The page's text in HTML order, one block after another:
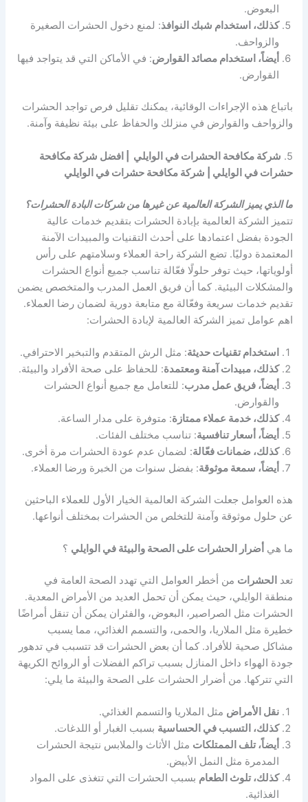
البعوض.
كذلك، استخدام شبك النوافذ: لمنع دخول الحشرات الصغيرة
والزواحف.
أيضاً، استخدام مصائد القوارض: في الأماكن التي قد يتواجد فيها
القوارض.
باتباع هذه الإجراءات الوقائية، يمكنك تقليل فرص تواجد الحشرات
والزواحف والقوارض في منزلك والحفاظ على بيئة نظيفة وآمنة.
5. شركة مكافحة الحشرات في الوايلي | افضل شركة مكافحة
حشرات في الوايلي | شركة مكافحة حشرات في الوايلي
ما الذي يميز الشركة العالمية عن غيرها من شركات البادة الحشرات؟
تتميز الشركة العالمية بإبادة الحشرات بتقديم خدمات عالية
الجودة بفضل اعتمادها على أحدث التقنيات والمبيدات الآمنة
المعتمدة دوليًا. تضع الشركة راحة العملاء وسلامتهم على رأس
أولوياتها، حيث توفر حلولًا فعّالة تناسب جميع أنواع الحشرات
والمشكلات البيئية. كما أن فريق العمل المدرب والمتخصص يضمن
تقديم خدمات سريعة وفعّالة مع متابعة دورية لضمان رضا العملاء.
اهم عوامل تميز الشركة العالمية لإبادة الحشرات:
استخدام تقنيات حديثة: مثل الرش المتقدم والتبخير الاحترافي.
كذلك، مبيدات آمنة ومعتمدة: للحفاظ على صحة الأفراد والبيئة.
أيضاً، فريق عمل مدرب: للتعامل مع جميع أنواع الحشرات
والقوارض.
كذلك، خدمة عملاء ممتازة: متوفرة على مدار الساعة.
أيضاً، أسعار تنافسية: تناسب مختلف الفئات.
كذلك، ضمانات فعّالة: لضمان عدم عودة الحشرات مرة أخرى.
أيضاً، سمعة موثوقة: بفضل سنوات من الخبرة ورضا العملاء.
هذه العوامل جعلت الشركة العالمية الخيار الأول للعملاء الباحثين
عن حلول موثوقة وآمنة للتخلص من الحشرات بمختلف أنواعها.
ما هي أضرار الحشرات على الصحة والبيئة في الوايلي ؟
تعد الحشرات من أخطر العوامل التي تهدد الصحة العامة في
منطقة الوايلي، حيث يمكن أن تحمل العديد من الأمراض المعدية.
الحشرات مثل الصراصير، البعوض، والفئران يمكن أن تنقل أمراضًا
خطيرة مثل الملاريا، والحمى، والتسمم الغذائي، مما يسبب
مشاكل صحية للأفراد. كما أن بعض الحشرات قد تتسبب في تدهور
جودة الهواء داخل المنازل بسبب تراكم الفضلات أو الروائح الكريهة
التي تتركها. من أضرار الحشرات على الصحة والبيئة ما يلي:
نقل الأمراض مثل الملاريا والتسمم الغذائي.
كذلك، التسبب في الحساسية بسبب الغبار أو اللدغات.
أيضاً، تلف الممتلكات مثل الأثاث والملابس نتيجة الحشرات
المدمرة مثل النمل الأبيض.
كذلك، تلوث الطعام بسبب الحشرات التي تتغذى على المواد
الغذائية.